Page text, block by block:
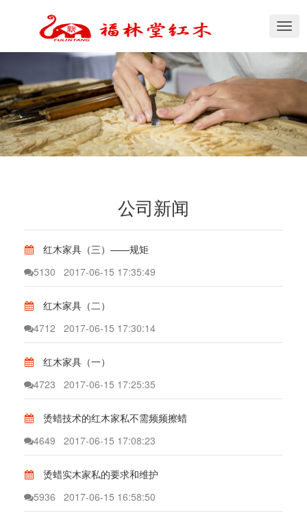
切
导
航
公司新闻
红木家具（三）——规矩
5130
2017-06-15 17:35:49
红木家具（二）
4712
2017-06-15 17:30:14
红木家具（一）
4723
2017-06-15 17:25:35
烫蜡技术的红木家私不需频频擦蜡
4649
2017-06-15 17:08:23
烫蜡实木家私的要求和维护
5936
2017-06-15 16:58:50